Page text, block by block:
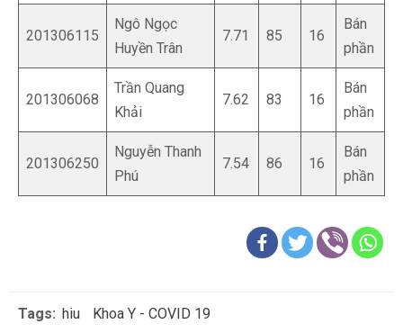
201306115
Ngô Ngọc
Huyền Trân
7.71 85 16
Bán
phần
201306068
Trần Quang
Khải
7.62 83 16
Bán
phần
201306250
Nguyễn Thanh
Phú
7.54 86 16
Bán
phần
Tags: hiu Khoa Y - COVID 19